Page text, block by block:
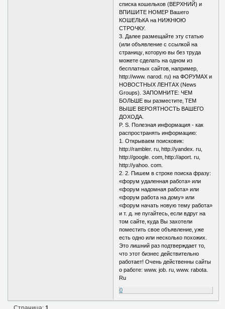
списка кошельков (ВЕРХНИЙ) и
ВПИШИТЕ НОМЕР Вашего
КОШЕЛЬКА на НИЖНЮЮ
СТРОЧКУ.
3. Далее размещайте эту статью
(или объявление с ссылкой на
страницу‚ которую вы без труда
можете сделать на одном из
бесплатных сайтов‚ например‚
http://www. narod. ru) на ФОРУМАХ и
НОВОСТНЫХ ЛЕНТАХ (News
Groups). ЗАПОМНИТЕ: ЧЕМ
БОЛЬШЕ вы разместите‚ ТЕМ
ВЫШЕ ВЕРОЯТНОСТЬ ВАШЕГО
ДОХОДА.
P. S. Полезная информация - как
распространять информацию:
1. Открываем поисковик:
http://rambler. ru‚ http://yandex. ru‚
http://google. com‚ http://aport. ru‚
http://yahoo. com.
2. 2. Пишем в строке поиска фразу:
«форум удаленная работа» или
«форум надомная работа» или
«форум работа на дому» или
«форум начать новую тему работа»
и т. д. не пугайтесь‚ если вдруг на
том сайте‚ куда Вы захотели
поместить свое объявление‚ уже
есть одно или несколько похожих.
Это лишний раз подтверждает то‚
что этот бизнес действительно
работает! Очень действенны сайты
о работе: www. job. ru‚ www. rabota.
Ru
0